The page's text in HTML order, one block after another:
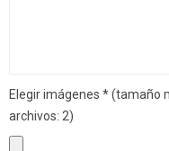
Elegir imágenes *(tamaño
archivos: 2)